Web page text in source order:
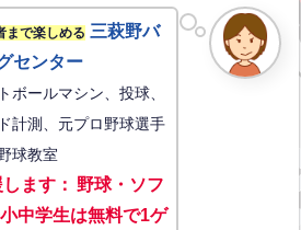
まで楽しめる 三萩野バ
センター
ボールマシン、投球、
計測、元プロ野球選手
球教室
ます： 野球・ソフ
中学生は無料で1ゲ